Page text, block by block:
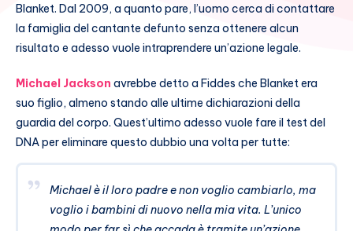
Blanket. Dal 2009, a quanto pare, l’uomo cerca di contattare
la famiglia del cantante defunto senza ottenere alcun
risultato e adesso vuole intraprendere un’azione legale.
Michael Jackson avrebbe detto a Fiddes che Blanket era
suo figlio, almeno stando alle ultime dichiarazioni della
guardia del corpo. Quest’ultimo adesso vuole fare il test del
DNA per eliminare questo dubbio una volta per tutte:
Michael è il loro padre e non voglio cambiarlo, ma
voglio i bambini di nuovo nella mia vita. L’unico